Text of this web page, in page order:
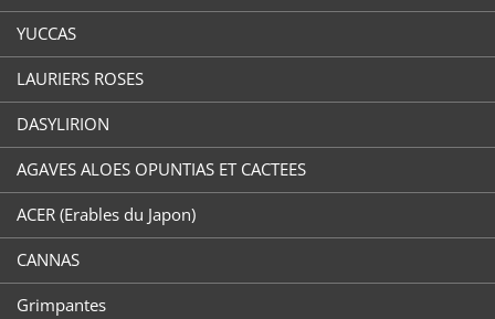
YUCCAS
LAURIERS ROSES
DASYLIRION
AGAVES ALOES OPUNTIAS ET CACTEES
ACER (Erables du Japon)
CANNAS
Grimpantes